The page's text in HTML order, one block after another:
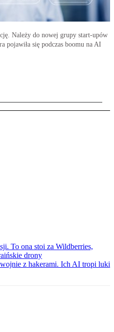
Należy do nowej grupy start-upów
pojawiła się podczas boomu na AI
To ona stoi za Wildberries,
drony
wojnie z hakerami. Ich AI tropi luki